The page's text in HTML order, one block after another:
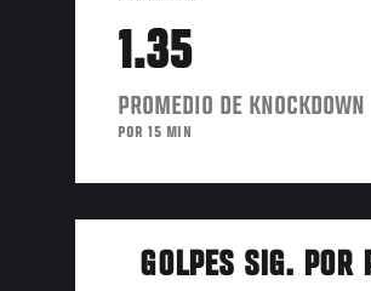
1.35
PROMEDIO DE KNOCKDOWN
POR 15 MIN
GOLPES SIG. POR